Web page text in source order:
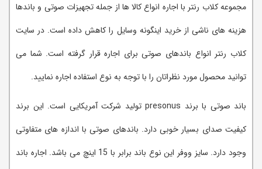
مجموعه کلاب رنتر با اجاره انواع کالا ها از جمله تجهیزات صوتی و باندها
هزینه های ناشی از خرید اینگونه وسایل را کاهش داده است. در سایت
کلاب رنتر انواع باندهای صوتی برای اجاره قرار گرفته است. شما می
توانید محصول مورد نظراتان را با توجه به نوع استفاده اجاره نمایید.
باند صوتی با برند presonus تولید شرکت آمریکایی است. این برند
کیفیت صدای بسیار خوبی دارد. باندهای صوتی با اندازه های متفاوتی
وجود دارد. سایز ووفر این نوع باند برابر با 15 اینچ می باشد. اجاره باند